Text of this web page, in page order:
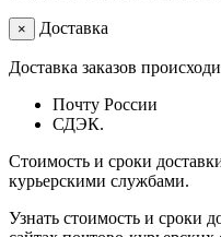
× Доставка
Доставка заказов
Почту России
СДЭК.
Стоимость и сроки
курьерскими службами.
Узнать стоимость и сроки